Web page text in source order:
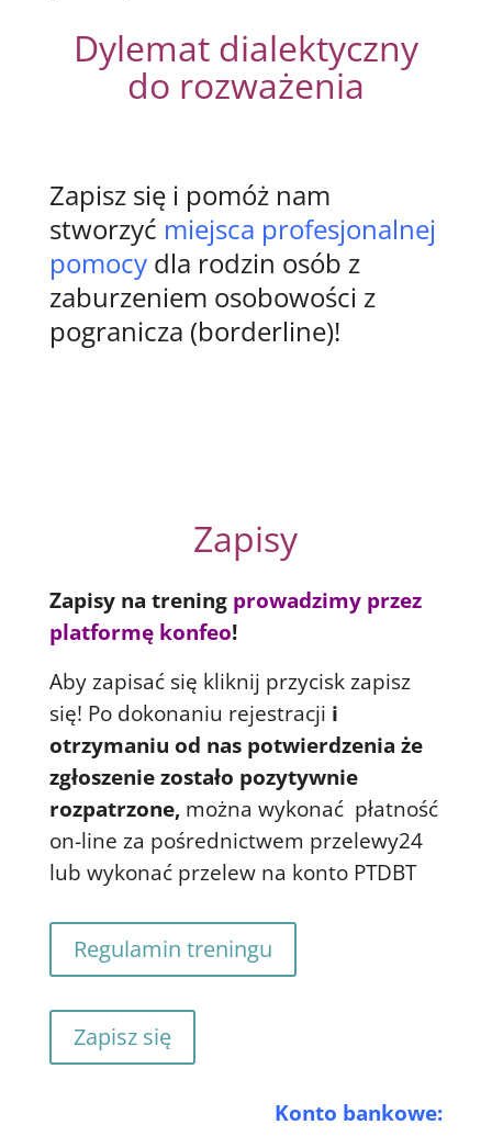
Dylemat dialektyczny
do rozważenia
Zapisz się i pomóż nam
stworzyć miejsca profesjonalnej
pomocydla rodzin osób z
zaburzeniem osobowości z
pogranicza (borderline)!
Zapisy
Zapisy na trening prowadzimy przez
platformę konfeo!
Aby zapisać się kliknij przycisk zapisz
się! Po dokonaniu rejestracji i
otrzymaniu od nas potwierdzenia że
zgłoszenie zostało pozytywnie
rozpatrzone,można wykonać płatność
on-line za pośrednictwem przelewy24
lub wykonać przelew na konto PTDBT
Regulamin treningu
Zapisz się
Konto bankowe: